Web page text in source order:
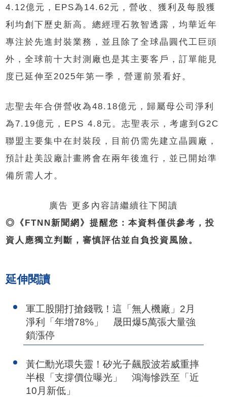
4.12億元，EPS為14.62元，營收、獲利及每股獲
利均創下歷史新高。總經理石敦智透露，均華近年
專注於先進封裝業務，並且除了全球晶圓代工巨頭
外，全球前十大封測廠也是其主要客戶，訂單能見
度已延伸至2025年第一季，營運前景看好。
志聖去年合併營收為48.18億元，歸屬母公司淨利
為7.19億元，EPS 4.8元。志聖表示，考慮到G2C
聯盟主要集中在封裝段，目前仍需先建立晶圓廠，
預計赴美設廠計畫將會在兩年後進行，並已開始準
備所需人才。
廣告 更多內容請繼續往下閱讀
◎《FTNN新聞網》提醒您：本資料僅供參考，投
資人應獨立判斷，審慎評估並自負投資風險。
延伸閱讀
軍工股開打搶錢戰！這「無人機廠」2月
淨利「年增78%」 晟田爆5萬張大量強
鎖漲停
黃仁勳光環失靈！矽光子飆股波若威重摔
半根「支撐價位曝光」 鴻海慘跌至「近
10月新低」